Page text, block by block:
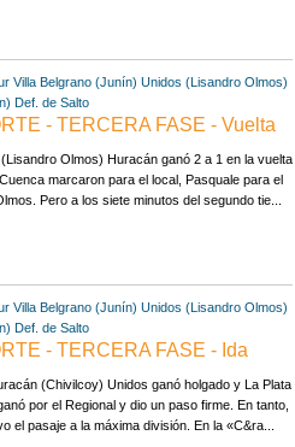
Villa Belgrano (Junín) Unidos (Lisandro Olmos)
Def. de Salto
- TERCERA FASE - Vuelta
Olmos) Huracán ganó 2 a 1 en la vuelta
marcaron para el local, Pasquale para el
Pero a los siete minutos del segundo tie...
Villa Belgrano (Junín) Unidos (Lisandro Olmos)
Def. de Salto
- TERCERA FASE - Ida
(Chivilcoy) Unidos ganó holgado y La Plata
por el Regional y dio un paso firme. En tanto,
el pasaje a la máxima división. En la «C&ra...